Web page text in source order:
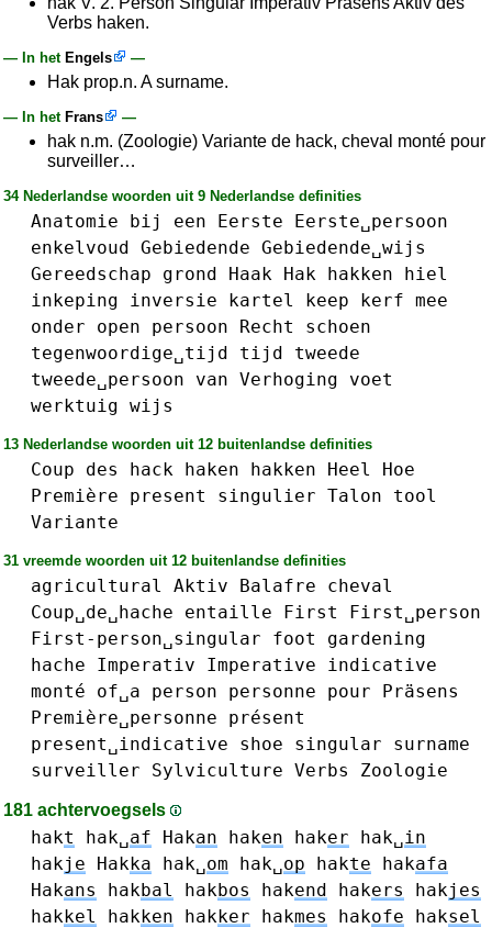
Verbs haken.
— In het Engels —
Hak prop.n. A surname.
— In het Frans —
hak n.m. (Zoologie) Variante de hack, cheval monté pour
surveiller…
34 Nederlandse woorden uit 9 Nederlandse definities
Anatomie bij een Eerste
Eerste␣persoon
enkelvoud Gebiedende Gebiedende␣wijs
Gereedschap
grond Haak Hak hakken
hiel
inkeping
inversie kartel keep kerf mee
onder
open persoon Recht
schoen
tegenwoordige␣tijd
tijd
tweede
tweede␣persoon
van Verhoging
voet
werktuig wijs
13 Nederlandse woorden uit 12 buitenlandse definities
Coup des hack haken hakken Heel
Hoe
Première
present singulier Talon
tool
Variante
31 vreemde woorden uit 12 buitenlandse definities
agricultural Aktiv Balafre
cheval
Coup␣de␣hache
entaille First
First␣person
First-person␣singular
foot
gardening
hache
Imperativ Imperative
indicative
monté
of␣a person personne pour
Präsens
Première␣personne
présent
present␣indicative
shoe singular
surname
surveiller
Sylviculture Verbs Zoologie
181 achtervoegsels
hakt hak␣af Hakan haken haker hak␣in
hakje Hakka hak␣om hak␣op hakte hakafa
Hakans hakbal hakbos hakend hakers hakjes
hakkel hakken hakker hakmes hakofe haksel